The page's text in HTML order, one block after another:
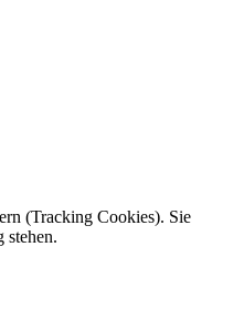
(Tracking Cookies). Sie
stehen.